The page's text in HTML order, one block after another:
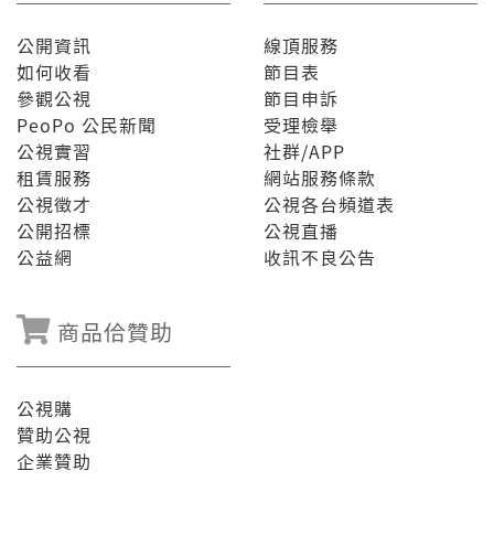
公開資訊
如何收看
參觀公視
PeoPo 公民新聞
公視實習
租賃服務
公視徵才
公開招標
公益網
線頂服務
節目表
節目申訴
受理檢舉
社群/APP
網站服務條款
公視各台頻道表
公視直播
收訊不良公告
商品佮贊助
公視購
贊助公視
企業贊助